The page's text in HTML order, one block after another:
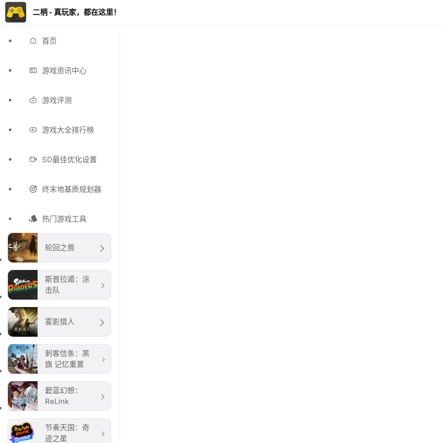
二柄 - 真玩家，都在这里！
首页
游戏资讯中心
游戏评测
游戏大全排行榜
SD最佳优化设置
终末地基质规划器
热门游戏工具
轮回之兽
斯普拉遁：涂
击队
雾影猎人
刺客信条：黑
旗 记忆重置
碧蓝幻想：
ReLink
节奏天国：奇
迹之星